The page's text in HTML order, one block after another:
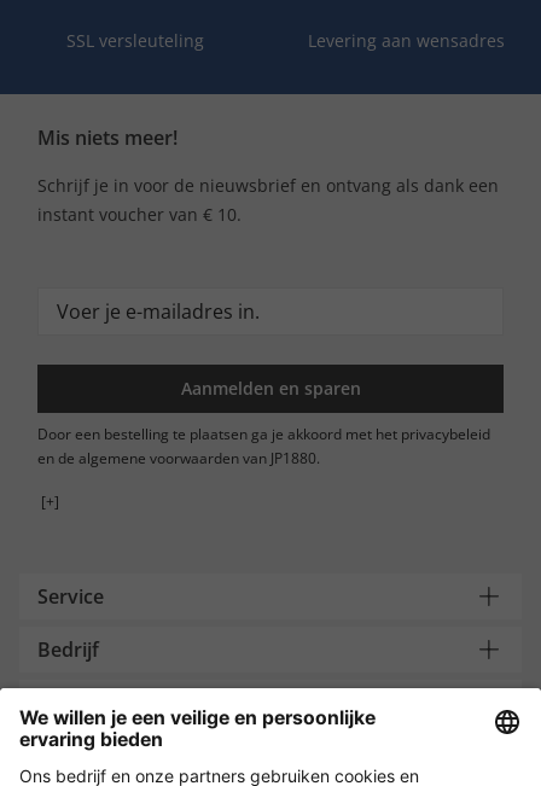
SSL versleuteling Levering aan wensadres
Mis niets meer!
Schrijf je in voor de nieuwsbrief en ontvang als dank een
instant voucher van € 10.
Aanmelden en sparen
Door een bestelling te plaatsen ga je akkoord met het privacybeleid
en de algemene voorwaarden van JP1880.
[+]
Service
Bedrijf
Payment and Delivery